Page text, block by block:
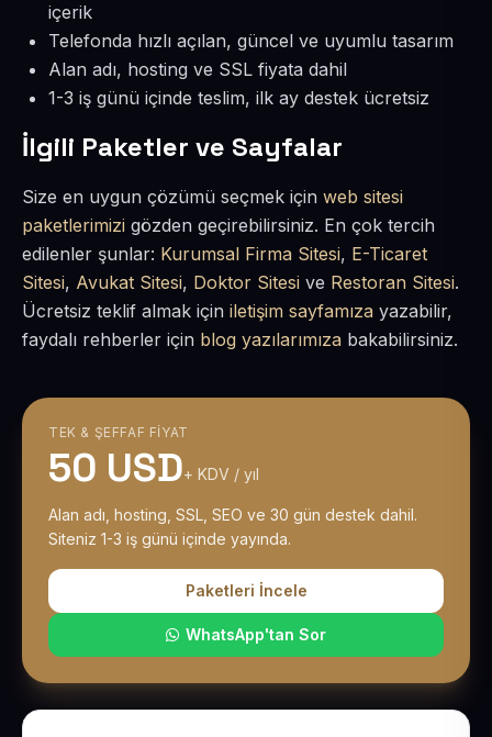
içerik
Telefonda hızlı açılan, güncel ve uyumlu tasarım
Alan adı, hosting ve SSL fiyata dahil
1-3 iş günü içinde teslim, ilk ay destek ücretsiz
İlgili Paketler ve Sayfalar
Size en uygun çözümü seçmek için web sitesi
paketlerimizi gözden geçirebilirsiniz. En çok tercih
edilenler şunlar: Kurumsal Firma Sitesi, E-Ticaret
Sitesi, Avukat Sitesi, Doktor Sitesi ve Restoran Sitesi.
Ücretsiz teklif almak için iletişim sayfamıza yazabilir,
faydalı rehberler için blog yazılarımıza bakabilirsiniz.
TEK & ŞEFFAF FIYAT
50 USD+ KDV / yıl
Alan adı, hosting, SSL, SEO ve 30 gün destek dahil.
Siteniz 1-3 iş günü içinde yayında.
Paketleri İncele
WhatsApp'tan Sor